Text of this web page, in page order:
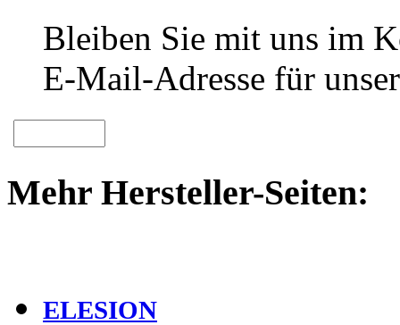
Bleiben Sie mit uns im
E-Mail-Adresse für
Mehr Hersteller-Seiten:
ELESION